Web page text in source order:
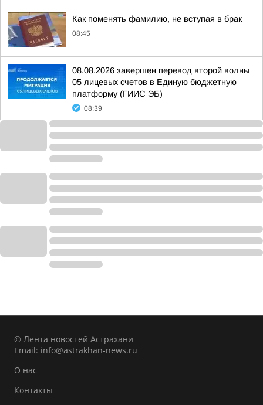
Как поменять фамилию, не вступая в брак
08:45
08.08.2026 завершен перевод второй волны
05 лицевых счетов в Единую бюджетную
платформу (ГИИС ЭБ)
08:39
© Лента новостей Астрахани
Email: info@astrakhan-news.ru
О нас
Контакты